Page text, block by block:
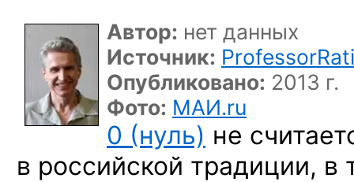
Автор: нет данных
Источник:
Опубликовано: 2013 г.
Фото: МАИ.ru
0 (нуль) не
в российской традиции, в